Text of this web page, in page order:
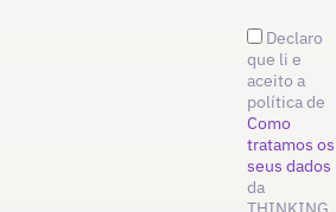
Declaro
que li e
aceito a
política de
Como
tratamos os
seus dados
da